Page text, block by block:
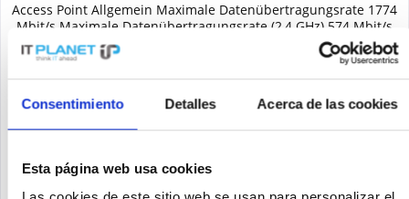
Consentimiento Detalles Acerca de las cookies
Esta página web usa cookies
Access Point Allgemein Maximale Datenübertragungsrate 1774
Mbit/s Maximale Datenübertragungsrate (2,4 GHz) 574 Mbit/s
2,4 GHz Ja Maximale Datenübertragungsrate (5 GHz) 1200
Mbit/s 5 GHz Ja Unterstützte Sicherheitsalgorithmen WPA3,
WPA,...
Contenido1
795,00 €